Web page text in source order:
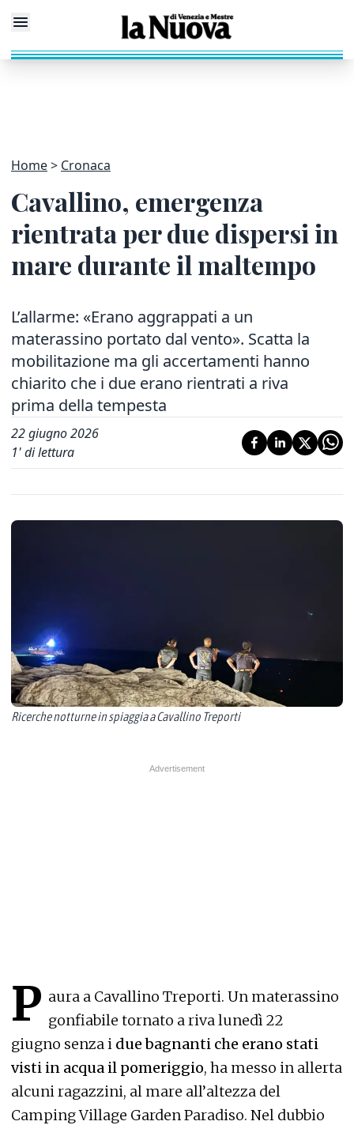
Home Cronaca
Cavallino, emergenza
rientrata per due dispersi in
mare durante il maltempo
L’allarme: «Erano aggrappati a un
materassino portato dal vento». Scatta la
mobilitazione ma gli accertamenti hanno
chiarito che i due erano rientrati a riva
prima della tempesta
22 giugno 2026
1' di lettura
Ricerche notturne in spiaggia a Cavallino Treporti
P aura a Cavallino Treporti. Un materassino
gonfiabile tornato a riva lunedì 22
giugno senza i due bagnanti che erano stati
visti in acqua il pomeriggio, ha messo in allerta
alcuni ragazzini, al mare all’altezza del
Camping Village Garden Paradiso. Nel dubbio